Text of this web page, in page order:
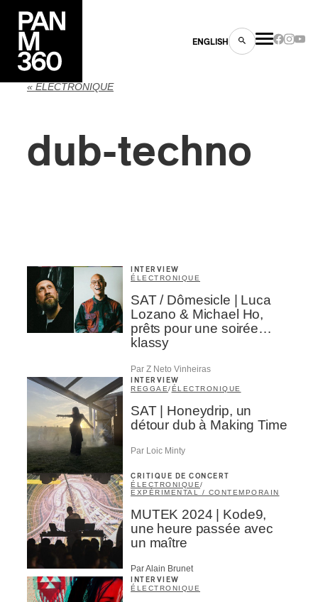
ENGLISH
« ÉLECTRONIQUE
dub-techno
INTERVIEW
ÉLECTRONIQUE
SAT / Dômesicle | Luca
Lozano & Michael Ho,
prêts pour une soirée…
klassy
Par Z Neto Vinheiras
INTERVIEW
REGGAE/ÉLECTRONIQUE
SAT | Honeydrip, un
détour dub à Making Time
Par Loic Minty
CRITIQUE DE CONCERT
ÉLECTRONIQUE/
EXPÉRIMENTAL / CONTEMPORAIN
MUTEK 2024 | Kode9,
une heure passée avec
un maître
Par Alain Brunet
INTERVIEW
ÉLECTRONIQUE
Inscription
Infolettre
Votre courriel